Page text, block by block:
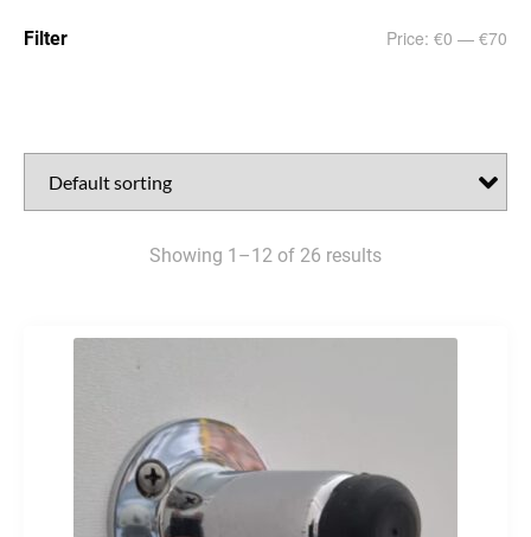
Min
Max
Filter Price: €0 — €70
Showing 1–12 of 26 results